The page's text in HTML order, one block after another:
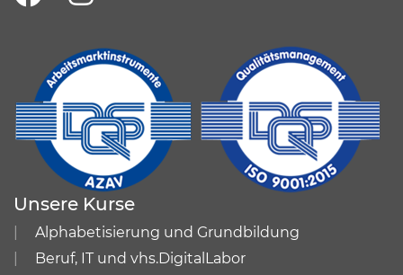
Unsere Kurse
Alphabetisierung und Grundbildung
Beruf, IT und vhs.DigitalLabor